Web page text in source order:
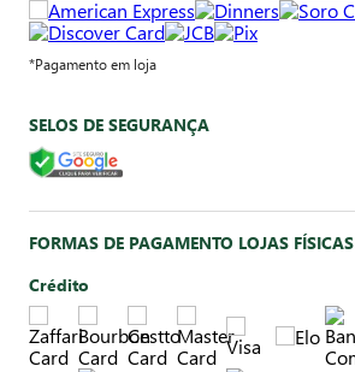
*Pagamento em loja
SELOS DE SEGURANÇA
FORMAS DE PAGAMENTO LOJAS FÍSICAS
Crédito